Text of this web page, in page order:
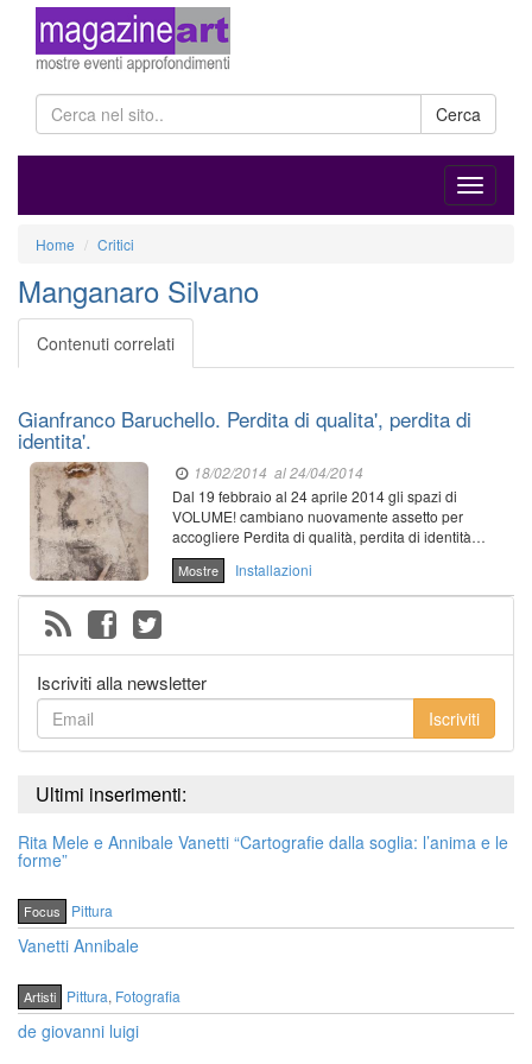
Cerca
Home Critici
Manganaro Silvano
Contenuti correlati
Gianfranco Baruchello. Perdita di qualita', perdita di
identita'.
18/02/2014 al 24/04/2014
Dal 19 febbraio al 24 aprile 2014 gli spazi di
VOLUME! cambiano nuovamente assetto per
accogliere Perdita di qualità, perdita di identità…
Mostre Installazioni
Iscriviti alla newsletter
Iscriviti
Ultimi inserimenti:
Rita Mele e Annibale Vanetti “Cartografie dalla soglia: l’anima e le
forme”
Focus Pittura
Vanetti Annibale
Artisti Pittura, Fotografia
de giovanni luigi